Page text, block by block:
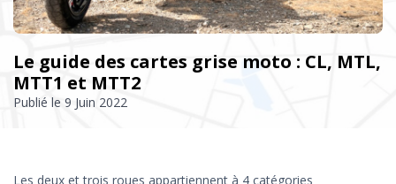
Le guide des cartes grise moto : CL, MTL,
MTT1 et MTT2
Publié le 9 Juin 2022
Les deux et trois roues appartiennent à 4 catégories